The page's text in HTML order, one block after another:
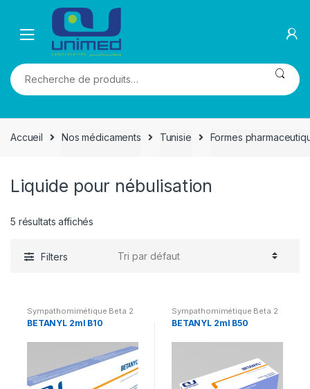
navigation
content
Recherche
pour :
Accueil Nos médicaments Tunisie Formes
Liquide pour nébulisation
5 résultats affichés
Filters
Sympathomimétique Beta 2
stimulants
BETANYL 2ml B10
Sympathomimétique Beta 2
stimulants
BETANYL 2ml B50